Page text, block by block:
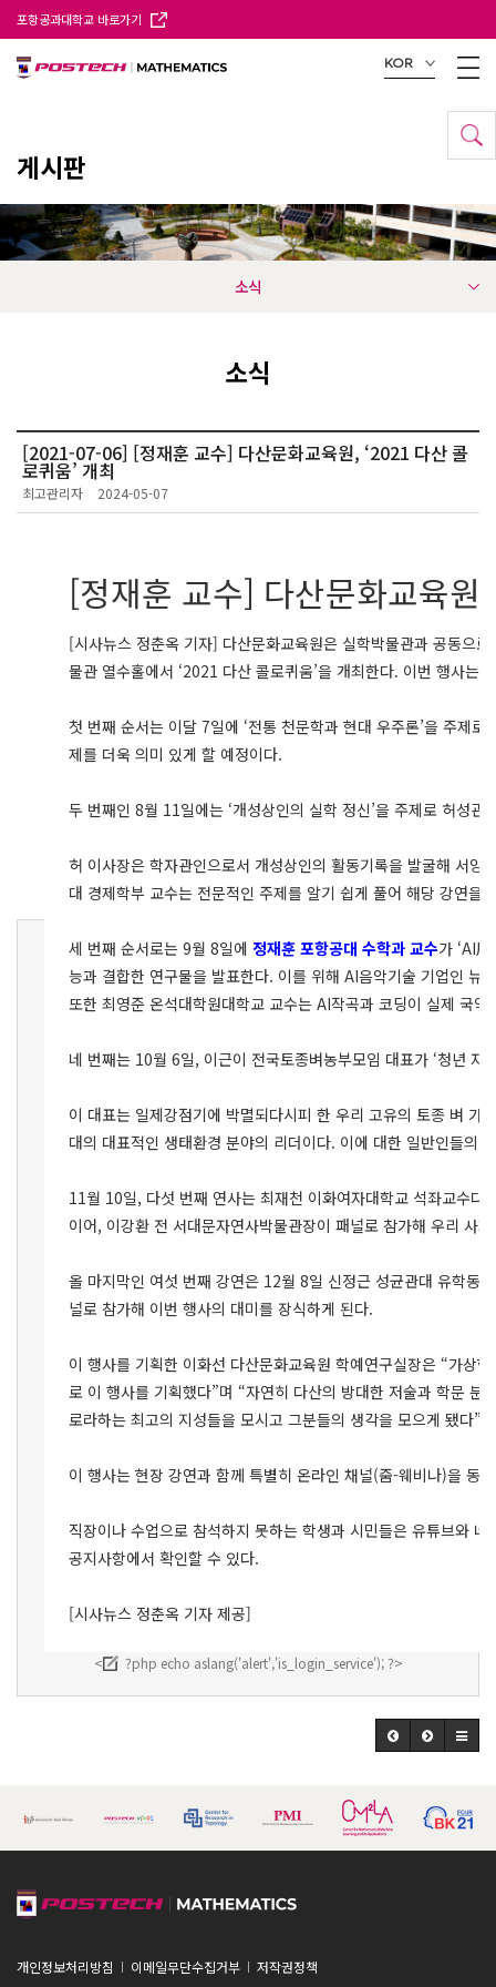
포항공과대학교 바로가기
KOR
게시판
소식
소식
[2021-07-06] [정재훈 교수] 다산문화교육원, ‘2021 다산 콜
로퀴움’ 개최
최고관리자 2024-05-07
[정재훈 교수] 다산문화교육
[시사뉴스 정춘옥 기자] 다산문화교육원은 실학박물관과 공동으
물관 열수홀에서 ‘2021 다산 콜로퀴움’을 개최한다. 이번 행사
첫 번째 순서는 이달 7일에 ‘전통 천문학과 현대 우주론’을 주제
제를 더욱 의미 있게 할 예정이다.
두 번째인 8월 11일에는 ‘개성상인의 실학 정신’을 주제로 허성관
허 이사장은 학자관인으로서 개성상인의 활동기록을 발굴해 서
대 경제학부 교수는 전문적인 주제를 알기 쉽게 풀어 해당 강연을
세 번째 순서로는 9월 8일에 정재훈 포항공대 수학과 교수가 ‘AI
능과 결합한 연구물을 발표한다. 이를 위해 AI음악기술 기업인
또한 최영준 온석대학원대학교 교수는 AI작곡과 코딩이 실제 국
네 번째는 10월 6일, 이근이 전국토종벼농부모임 대표가 ‘청년 자
이 대표는 일제강점기에 박멸되다시피 한 우리 고유의 토종 벼
대의 대표적인 생태환경 분야의 리더이다. 이에 대한 일반인들의
11월 10일, 다섯 번째 연사는 최재천 이화여자대학교 석좌교수다
이어, 이강환 전 서대문자연사박물관장이 패널로 참가해 우리 사
올 마지막인 여섯 번째 강연은 12월 8일 신정근 성균관대 유학동
널로 참가해 이번 행사의 대미를 장식하게 된다.
이 행사를 기획한 이화선 다산문화교육원 학예연구실장은 “가상
로 이 행사를 기획했다”며 “자연히 다산의 방대한 저술과 학문 분
로라하는 최고의 지성들을 모시고 그분들의 생각을 모으게 됐다”
이 행사는 현장 강연과 함께 특별히 온라인 채널(줌-웨비나)을 동
직장이나 수업으로 참석하지 못하는 학생과 시민들은 유튜브와
공지사항에서 확인할 수 있다.
[시사뉴스 정춘옥 기자 제공]
< ?php echo aslang('alert','is_login_service'); ?>
개인정보처리방침 이메일무단수집거부 저작권정책